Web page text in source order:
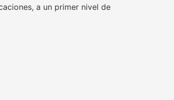
a un primer nivel de